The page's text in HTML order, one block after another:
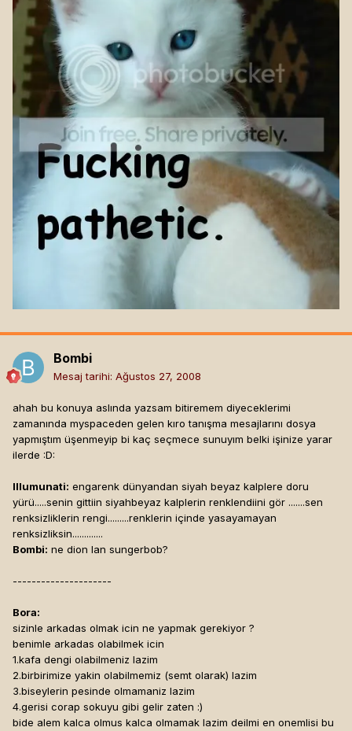
Bombi
Mesaj tarihi: Ağustos 27, 2008
ahah bu konuya aslında yazsam bitiremem diyeceklerimi
zamanında myspaceden gelen kıro tanışma mesajlarını dosya
yapmıştım üşenmeyip bi kaç seçmece sunuyım belki işinize yarar
ilerde :D:
Illumunati: engarenk dünyandan siyah beyaz kalplere doru
yürü.....senin gittiin siyahbeyaz kalplerin renklendiini gör .......sen
renksizliklerin rengi.........renklerin içinde yasayamayan
renksizliksin.............
Bombi: ne dion lan sungerbob?
---------------------
Bora:
sizinle arkadas olmak icin ne yapmak gerekiyor ?
benimle arkadas olabilmek icin
1.kafa dengi olabilmeniz lazim
2.birbirimize yakin olabilmemiz (semt olarak) lazim
3.biseylerin pesinde olmamaniz lazim
4.gerisi corap sokuyu gibi gelir zaten :)
bide alem kalca olmus kalca olmamak lazim deilmi en onemlisi bu